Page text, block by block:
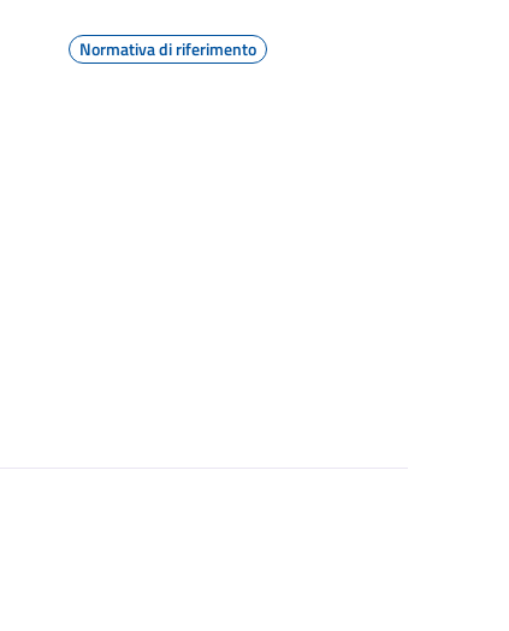
Normativa di riferimento